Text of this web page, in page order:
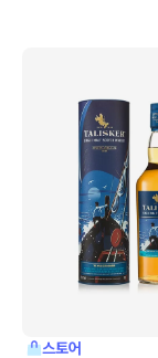
스토어